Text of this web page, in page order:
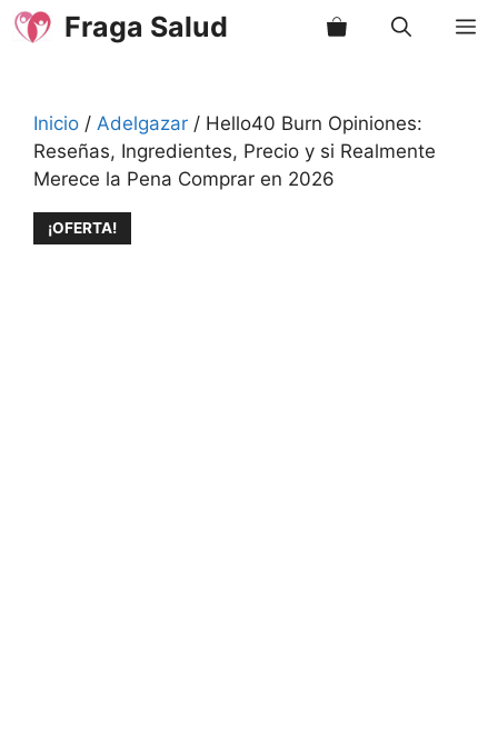
Saltar
Fraga Salud
Inicio / Adelgazar / Hello40 Burn Opiniones:
Reseñas, Ingredientes, Precio y si Realmente
Merece la Pena Comprar en 2026
¡OFERTA!